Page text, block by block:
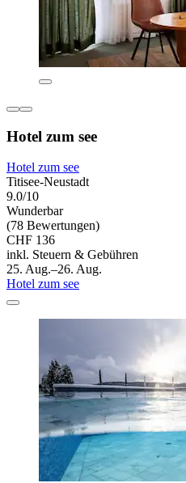
Hotel zum see
Hotel zum see
Titisee-Neustadt
9.0/10
Wunderbar
(78 Bewertungen)
CHF 136
inkl. Steuern & Gebühren
25. Aug.–26. Aug.
Hotel zum see